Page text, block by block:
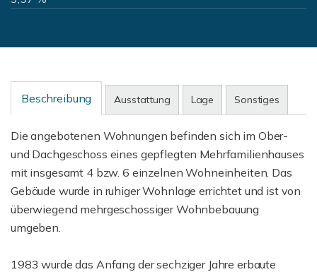
Beschreibung Ausstattung Lage Sonstiges
Die angebotenen Wohnungen befinden sich im Ober-
und Dachgeschoss eines gepflegten Mehrfamilienhauses
mit insgesamt 4 bzw. 6 einzelnen Wohneinheiten. Das
Gebäude wurde in ruhiger Wohnlage errichtet und ist von
überwiegend mehrgeschossiger Wohnbebauung
umgeben.
1983 wurde das Anfang der sechziger Jahre erbaute